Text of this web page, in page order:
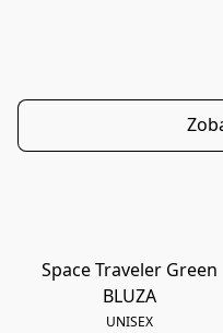
Space Traveler Green
BLUZA
UNISEX